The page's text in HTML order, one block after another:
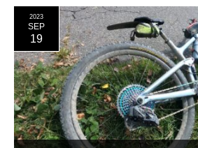
2023
SEP
19